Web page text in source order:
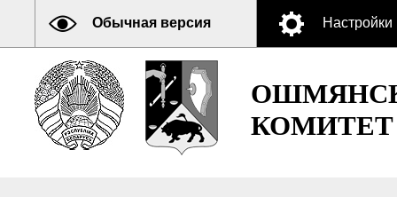
Обычная версия Настройки
КОМИТЕТ